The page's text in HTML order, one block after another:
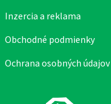
Inzercia a reklama
Obchodné podmienky
Ochrana osobných údajov